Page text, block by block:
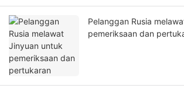
Pelanggan Rusia
pemeriksaan dan